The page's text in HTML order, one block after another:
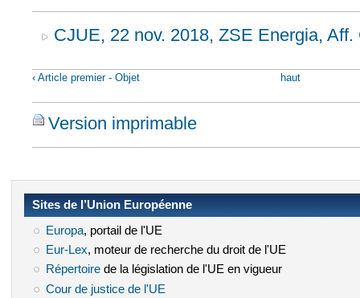
CJUE, 22 nov. 2018, ZSE Energia, Aff.
‹ Article premier - Objet haut
Version imprimable
Sites de l’Union Européenne
Europa(le lien est externe)
, portail de l'UE
Eur-Lex (le lien est externe)
, moteur de recherche du droit de l'UE
Répertoire(le lien est externe)
de la législation de l'UE en vigueur
Cour de justice de l'UE